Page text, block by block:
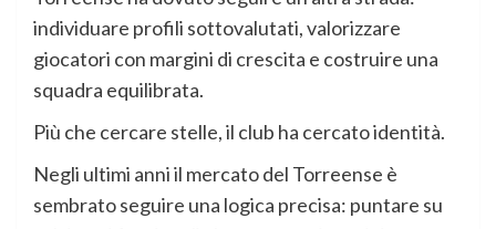
individuare profili sottovalutati, valorizzare
giocatori con margini di crescita e costruire una
squadra equilibrata.
Più che cercare stelle, il club ha cercato identità.
Negli ultimi anni il mercato del Torreense è
sembrato seguire una logica precisa: puntare su